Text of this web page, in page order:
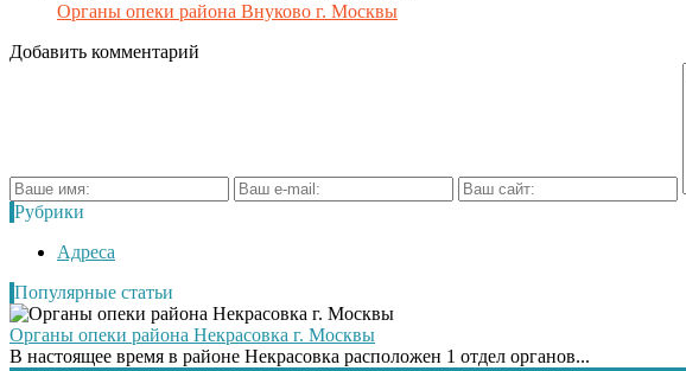
Органы опеки района Внуково г. Москвы
Добавить комментарий
Рубрики
Адреса
Популярные статьи
Органы опеки района Некрасовка г. Москвы
В настоящее время в районе Некрасовка расположен 1 отдел органов...